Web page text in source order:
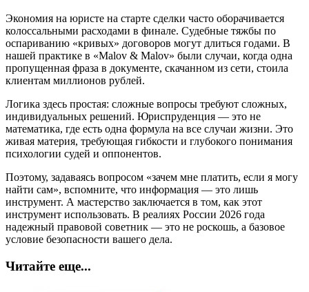
Экономия на юристе на старте сделки часто оборачивается
колоссальными расходами в финале. Судебные тяжбы по
оспариванию «кривых» договоров могут длиться годами. В
нашей практике в «Malov & Malov» были случаи, когда одна
пропущенная фраза в документе, скачанном из сети, стоила
клиентам миллионов рублей.
Логика здесь простая: сложные вопросы требуют сложных,
индивидуальных решений. Юриспруденция — это не
математика, где есть одна формула на все случаи жизни. Это
живая материя, требующая гибкости и глубокого понимания
психологии судей и оппонентов.
Поэтому, задаваясь вопросом «зачем мне платить, если я могу
найти сам», вспомните, что информация — это лишь
инструмент. А мастерство заключается в том, как этот
инструмент использовать. В реалиях России 2026 года
надежный правовой советник — это не роскошь, а базовое
условие безопасности вашего дела.
Читайте еще...